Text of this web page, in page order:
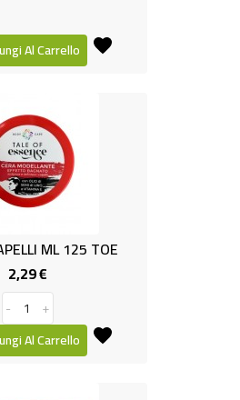
Al Carrello
ML 125 TOE
2,29 €
-
+
Al Carrello